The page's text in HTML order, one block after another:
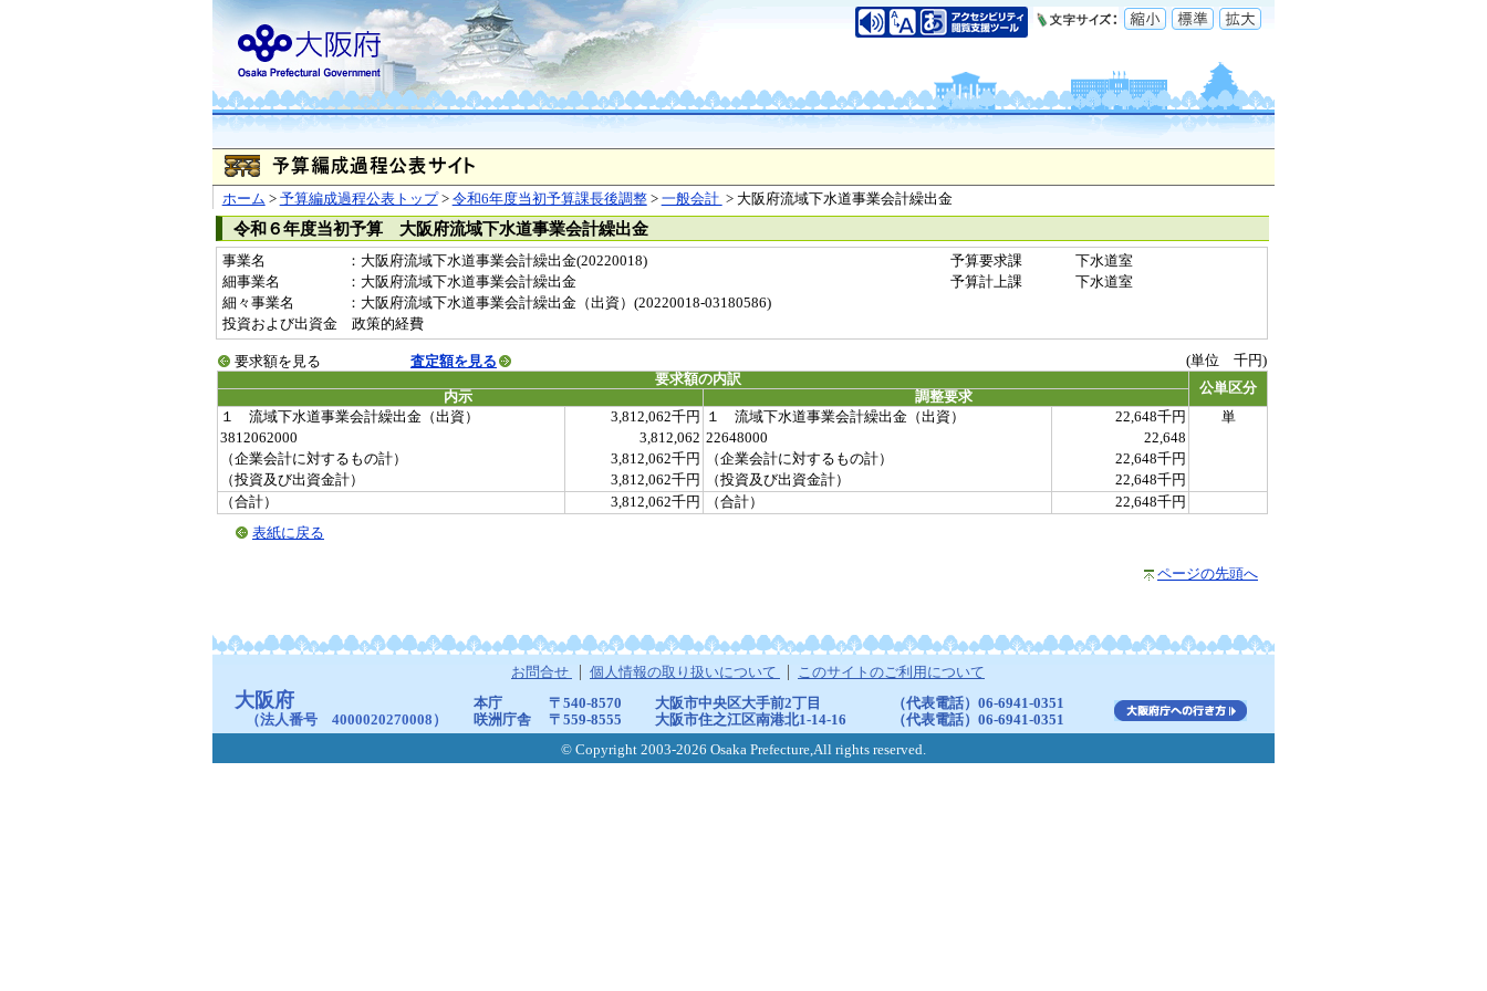
ホーム > 予算編成過程公表トップ> 令和6年度当初予算課長後調整> 一般会計 > 大阪府流域下水道事業会計繰出金
令和６年度当初予算 大阪府流域下水道事業会計繰出金
事業名 ：大阪府流域下水道事業会計繰出金(20220018) 予算要求課
下水道室
細事業名
：大阪府流域下水道事業会計繰出金 予算計上課
下水道室
細々事業名
：大阪府流域下水道事業会計繰出金（出資）(20220018-03180586)
投資および出資金 政策的経費
要求額を見る 査定額を見る
(単位 千円)
要求額の内訳
公単区分
内示
調整要求
１ 流域下水道事業会計繰出金（出資）
3,812,062千円 １ 流域下水道事業会計繰出金（出資） 22,648千円
単
3812062000
3,812,062 22648000
22,648
（企業会計に対するもの計）
3,812,062千円 （企業会計に対するもの計）
22,648千円
（投資及び出資金計）
3,812,062千円 （投資及び出資金計）
22,648千円
（合計）
3,812,062千円 （合計）
22,648千円
表紙に戻る
ページの先頭へ
お問合せ 個人情報の取り扱いについて このサイトのご利用について
大阪府
（法人番号 4000020270008）
本庁 〒540-8570 大阪市中央区大手前2丁目
（代表電話）06-6941-0351
咲洲庁舎
〒559-8555 大阪市住之江区南港北1-14-16
（代表電話）06-6941-0351
© Copyright 2003-2026 Osaka Prefecture,All rights reserved.